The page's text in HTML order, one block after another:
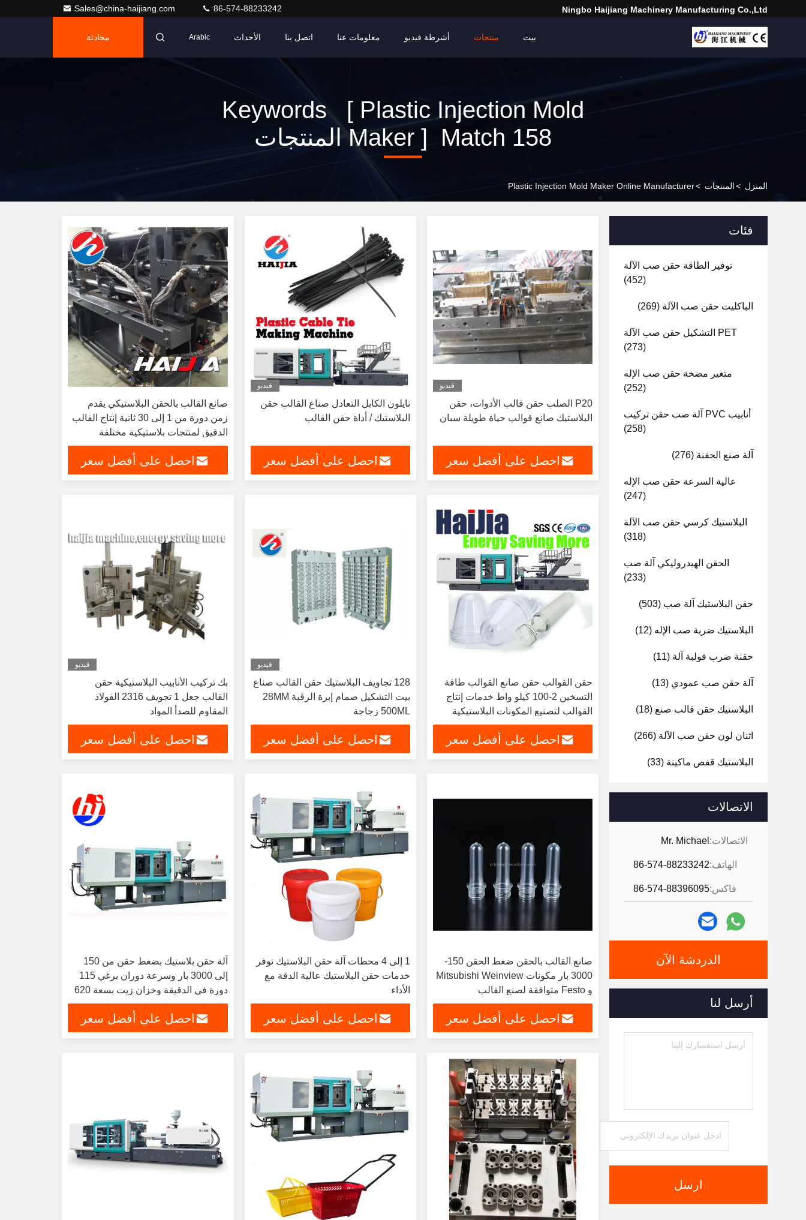
Ningbo Haijiang Machinery Manufacturing Co.,Ltd
Sales@china-haijiang.com 86-574-88233242
بيت منتجات أشرطة فيديو معلومات عنا اتصل بنا الأحداث Arabic محادثة
Keywords [ Plastic Injection Mold
Maker ] Match 158 المنتجات
المنزل >المنتجات >
Plastic Injection Mold Maker Online Manufacturer
فئات
توفير الطاقة حقن صب الآلة
(452)
الباكليت حقن صب الآلة (269)
PET التشكيل حقن صب الآلة
(273)
متغير مضخة حقن صب الإله
(252)
أنابيب PVC آلة صب حقن تركيب
(258)
آلة صنع الحقنة (276)
عالية السرعة حقن صب الإله
(247)
البلاستيك كرسي حقن صب الآلة
(318)
الحقن الهيدروليكي آلة صب
(233)
حقن البلاستيك آلة صب (503)
البلاستيك ضربة صب الإله (12)
حقنة ضرب قولبة آلة (11)
آلة حقن صب عمودي (13)
البلاستيك حقن قالب صنع (18)
اثنان لون حقن صب الآلة (266)
البلاستيك قفص ماكينة (33)
الاتصالات
الاتصالات: Mr. Michael
الهاتف:86-574-88233242
فاكس:86-574-88396095
الدردشة الآن
أرسل لنا
ارسل
فيديو
P20 الصلب حقن قالب الأدوات، حقن
البلاستيك صانع قوالب حياة طويلة سبان
احصل على أفضل سعر
فيديو
نايلون الكابل التعادل صناع القالب حقن
البلاستيك / أداة حقن القالب
احصل على أفضل سعر
صانع القالب بالحقن البلاستيكي يقدم
زمن دورة من 1 إلى 30 ثانية إنتاج القالب
الدقيق لمنتجات بلاستيكية مختلفة
احصل على أفضل سعر
حقن القوالب حقن صانع القوالب طاقة
التسخين 2-100 كيلو واط خدمات إنتاج
القوالب لتصنيع المكونات البلاستيكية
احصل على أفضل سعر
فيديو
128 تجاويف البلاستيك حقن القالب صناع
بيت التشكيل صمام إبرة الرقبة 28MM
500ML زجاجة
احصل على أفضل سعر
فيديو
بك تركيب الأنابيب البلاستيكية حقن
القالب جعل 1 تجويف 2316 الفولاذ
المقاوم للصدأ المواد
احصل على أفضل سعر
صانع القالب بالحقن ضغط الحقن 150-
3000 بار مكونات Mitsubishi Weinview
و Festo متوافقة لصنع القالب
احصل على أفضل سعر
1 إلى 4 محطات آلة حقن البلاستيك توفر
خدمات حقن البلاستيك عالية الدقة مع
الأداء
احصل على أفضل سعر
آلة حقن بلاستيك بضغط حقن من 150
إلى 3000 بار وسرعة دوران برغي 115
دورة في الدقيقة وخزان زيت بسعة 620
لتر، مناسبة للإنتاج على نطاق واسع
احصل على أفضل سعر